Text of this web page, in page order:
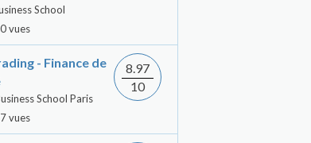
School
vues
- Finance de
School Paris
vues
8.97
10